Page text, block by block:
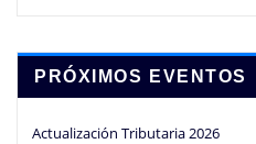
PRÓXIMOS EVENTOS
Actualización Tributaria 2026